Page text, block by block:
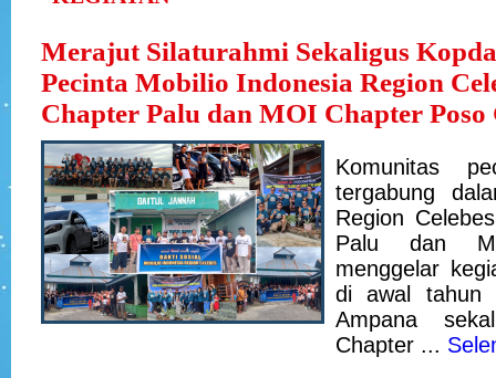
Merajut Silaturahmi Sekaligus
Pecinta Mobilio Indonesia Region
Chapter Palu dan MOI Chapter Poso
Komunitas
tergabung
Region
Palu dan
menggelar
di awal tahun
Ampana
Chapter ...